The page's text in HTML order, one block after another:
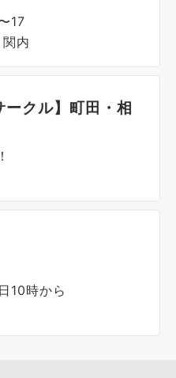
17
内
ークル】町田・相
10時から